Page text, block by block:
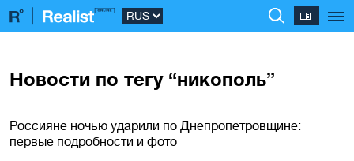
Новости по тегу “никополь”
Россияне ночью ударили по Днепропетровщине:
первые подробности и фото